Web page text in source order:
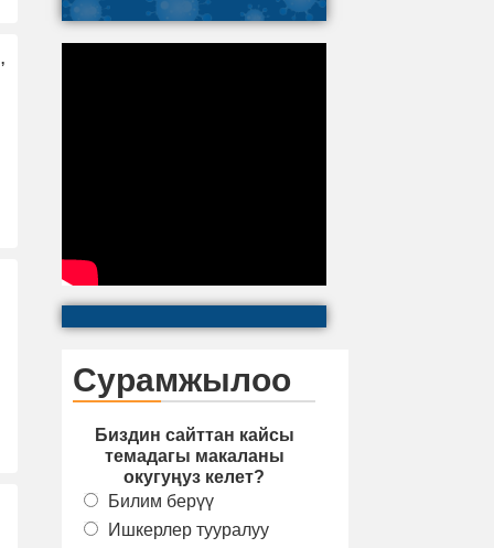
Сурамжылоо
Биздин сайттан кайсы
темадагы макаланы
окугуңуз келет?
Билим берүү
Ишкерлер тууралуу